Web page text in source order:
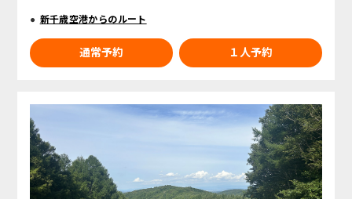
新千歳空港からのルート
通常予約 １人予約